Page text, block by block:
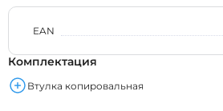
EAN
Комплектация
Втулка копировальная